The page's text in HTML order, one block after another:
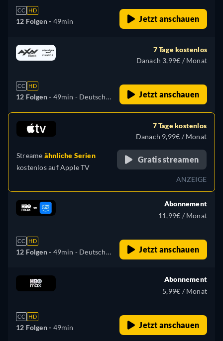
CC HD
12 Folgen - 49min Jetzt anschauen
CC HD
12 Folgen - 49min - Deutsch,
Italienisch, Polnisch, Türkisch
7 Tage kostenlos
Danach 3,99€ / Monat
Jetzt anschauen
Streame ähnliche Serien
kostenlos aufApple TV
7 Tage kostenlos
Danach 9,99€ / Monat
Gratis streamen
ANZEIGE
CC HD
12 Folgen - 49min - Deutsch,
Italienisch, Polnisch, Türkisch
Abonnement
11,99€ / Monat
Jetzt anschauen
CC HD
12 Folgen - 49min
Abonnement
5,99€ / Monat
Jetzt anschauen